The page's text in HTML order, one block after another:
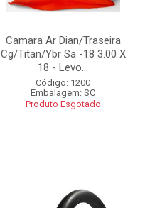
Camara Ar Dian/Traseira
Cg/Titan/Ybr Sa -18 3.00 X
18 - Levo...
Código: 1200
Embalagem: SC
Produto Esgotado